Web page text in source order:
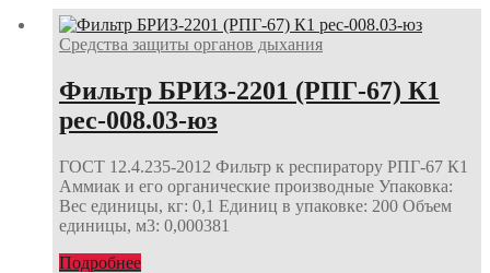
Средства защиты органов дыхания
Фильтр БРИЗ-2201 (РПГ-67) К1
рес-008.03-юз
ГОСТ 12.4.235-2012 Фильтр к респиратору РПГ-67 К1
Аммиак и его органические производные Упаковка:
Вес единицы, кг: 0,1 Единиц в упаковке: 200 Объем
единицы, м3: 0,000381
Подробнее